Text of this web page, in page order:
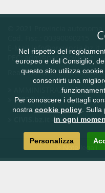
E-Mail info@provincia.bz.it
PEC:adm@pec.prov.bz.it
Realizzazione: Informatica
AMMINISTRAZIONE
FEEDBACK
CIVIS.bz.it - la rete
Note legali
Nel rispetto del
europeo e del Consiglio,
questo sito utilizza
consentirti una
Per conoscere i dettagli
nostra cookie policy. Sulla
in ogni
Personalizza